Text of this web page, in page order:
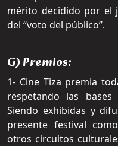
mérito decidido por el
del “voto del público”.
G) Premios:
1- Cine Tiza premia
respetando las bases
Siendo exhibidas y
presente festival
otros circuitos